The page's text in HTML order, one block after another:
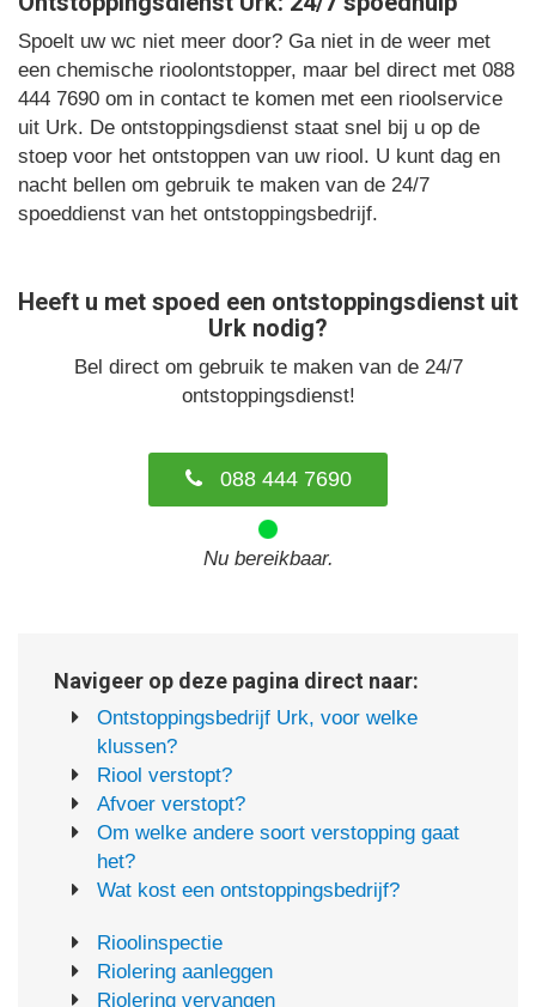
Spoelt uw wc niet meer door? Ga niet in de weer met
een chemische rioolontstopper, maar bel direct met 088
444 7690 om in contact te komen met een rioolservice
uit Urk. De ontstoppingsdienst staat snel bij u op de
stoep voor het ontstoppen van uw riool. U kunt dag en
nacht bellen om gebruik te maken van de 24/7
spoeddienst van het ontstoppingsbedrijf.
Heeft u met spoed een ontstoppingsdienst uit
Urk nodig?
Bel direct om gebruik te maken van de 24/7
ontstoppingsdienst!
088 444 7690
Nu bereikbaar.
Navigeer op deze pagina direct naar:
Ontstoppingsbedrijf Urk, voor welke
klussen?
Riool verstopt?
Afvoer verstopt?
Om welke andere soort verstopping gaat
het?
Wat kost een ontstoppingsbedrijf?
Rioolinspectie
Riolering aanleggen
Riolering vervangen